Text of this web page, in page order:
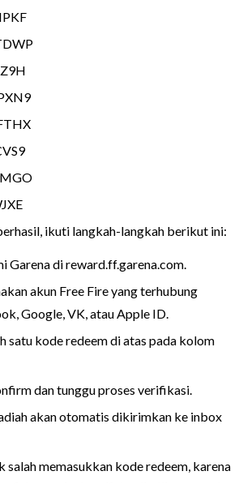
ikuti langkah-langkah berikut ini:
Garena di reward.ff.garena.com.
akun Free Fire yang terhubung
Google, VK, atau Apple ID.
satu kode redeem di atas pada kolom
dan tunggu proses verifikasi.
akan otomatis dikirimkan ke inbox
salah memasukkan kode redeem, karena